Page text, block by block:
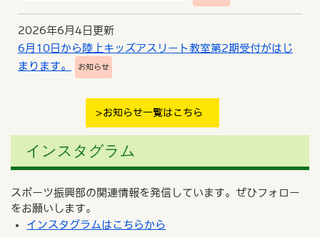
2026年6月4日更新
6月10日から陸上キッズアスリート教室第2期受付がはじ
まります。
お知らせ
お知らせ一覧はこちら
インスタグラム
スポーツ振興部の関連情報を発信しています。ぜひフォロー
をお願いします。
インスタグラムはこちらから